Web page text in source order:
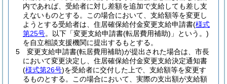
内であれば、受給者に対し差額を追加で支給しても差し支
えないものとする。
この場合において、支給額等を変更し
ようとする受給者は、住居確保給付金変更支給申請書(様式
第25号。以下「変更支給申請書(転居費用補助) 」という。)
を自立相談支援機関に提出するもとする。
5
変更支給申請書(転居費用補助)が提出された場合は、市長
において変更決定し、住居確保給付金変更支給決定通知書
(様式第26号)を受給者に交付した上で、支給額等を変更す
るものとする。
この場合において、実際の支出額が支給額